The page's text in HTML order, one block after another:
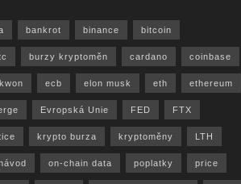
bankrot binance bitcoin
burzy kryptoměn cardano coinbase
ecb elon musk eth ethereum
Evropská Unie FED FTX
krypto burza kryptoměny LTH
on-chain data poplatky price